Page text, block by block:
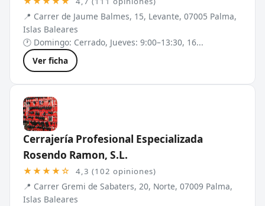
📍 Carrer de Jaume Balmes, 15, Levante, 07005 Palma,
Islas Baleares
🕐 Domingo: Cerrado, Jueves: 9:00–13:30, 16...
Ver ficha
Cerrajería Profesional Especializada
Rosendo Ramon, S.L.
★★★★☆ 4,3 (102 opiniones)
📍 Carrer Gremi de Sabaters, 20, Norte, 07009 Palma,
Islas Baleares